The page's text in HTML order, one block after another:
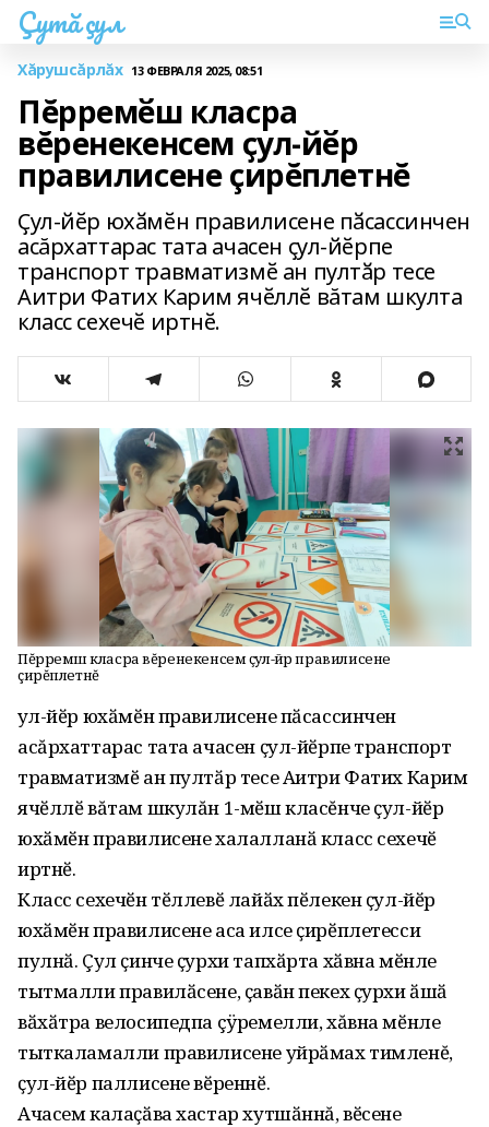
Çутă çул
Хăрушсăрлăх 13 ФЕВРАЛЯ 2025, 08:51
Пĕрремӗш класра
вĕренекенсем ҫул-йӗр
правилисене çирĕплетнĕ
Ҫул-йӗр юхӑмӗн правилисене пӑсассинчен
асăрхаттарас тата ачасен ҫул-йӗрпе
транспорт травматизмӗ ан пултӑр тесе
Аитри Фатих Карим ячӗллӗ вăтам шкулта
класс сехечӗ иртнӗ.
Пĕрремӗш класра вĕренекенсем ҫул-йӗр правилисене
çирĕплетнĕ
Ҫул-йӗр юхӑмӗн правилисене пӑсассинчен
асăрхаттарас тата ачасен ҫул-йӗрпе транспорт
травматизмӗ ан пултӑр тесе Аитри Фатих Карим
ячӗллӗ вăтам шкулăн 1-мӗш класĕнче ҫул-йӗр
юхӑмӗн правилисене халалланӑ класс сехечӗ
иртнӗ.
Класс сехечӗн тӗллевӗ лайӑх пӗлекен ҫул-йӗр
юхӑмӗн правилисене аса илсе ҫирӗплетесси
пулнӑ. Çул ҫинче ҫурхи тапхӑрта хӑвна мӗнле
тытмалли правилӑсене, ҫавӑн пекех ҫурхи ӑшӑ
вӑхӑтра велосипедпа çÿремелли, хăвна мӗнле
тыткаламалли правилисене уйрӑмах тимленĕ,
ҫул-йӗр паллисене вӗреннӗ.
Ачасем калаҫӑва хастар хутшӑннă, вӗсене